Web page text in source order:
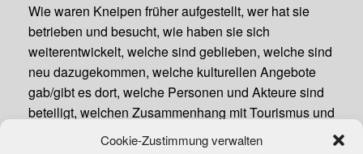
Cookie-Zustimmung verwalten
Wie waren Kneipen früher aufgestellt, wer hat sie
betrieben und besucht, wie haben sie sich
weiterentwickelt, welche sind geblieben, welche sind
neu dazugekommen, welche kulturellen Angebote
gab/gibt es dort, welche Personen und Akteure sind
beteiligt, welchen Zusammenhang mit Tourismus und
Pensionsbetrieb gab/gibt es und welchen Einfluss